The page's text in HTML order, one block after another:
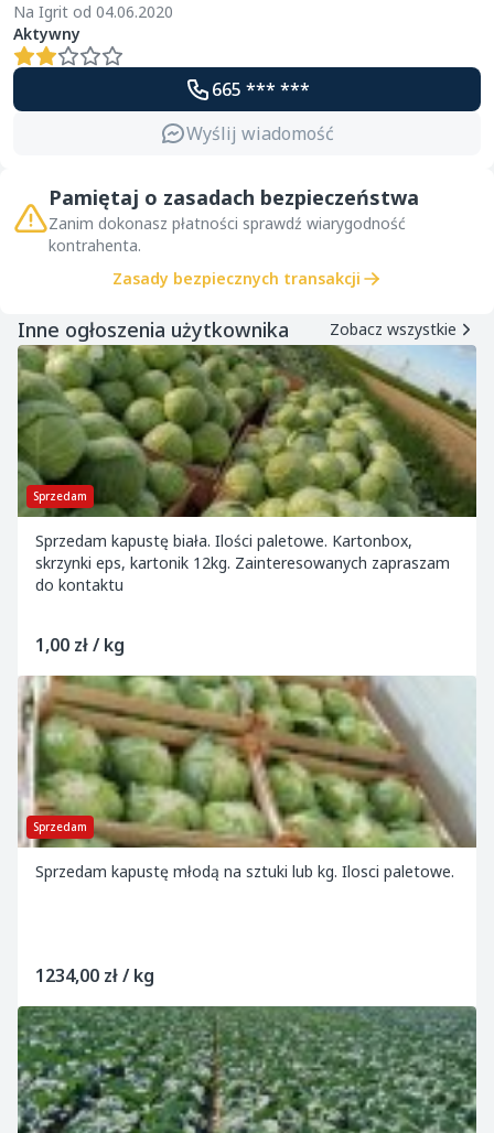
Na Igrit od 04.06.2020
Aktywny
665 *** ***
Wyślij wiadomość
Pamiętaj o zasadach bezpieczeństwa
Zanim dokonasz płatności sprawdź wiarygodność
kontrahenta.
Zasady bezpiecznych transakcji
Inne ogłoszenia użytkownika Zobacz wszystkie
Sprzedam
Sprzedam kapustę biała. Ilości paletowe. Kartonbox,
skrzynki eps, kartonik 12kg. Zainteresowanych zapraszam
do kontaktu
1,00 zł / kg
Sprzedam
Sprzedam kapustę młodą na sztuki lub kg. Ilosci paletowe.
1234,00 zł / kg